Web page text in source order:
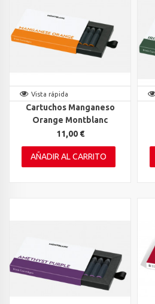
Vista rápida
Cartuchos Manganeso
Orange Montblanc
11,00 €
AÑADIR AL CARRITO